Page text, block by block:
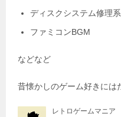
ディスクシステム修理系
ファミコンBGM
などなど
昔懐かしのゲーム好きには